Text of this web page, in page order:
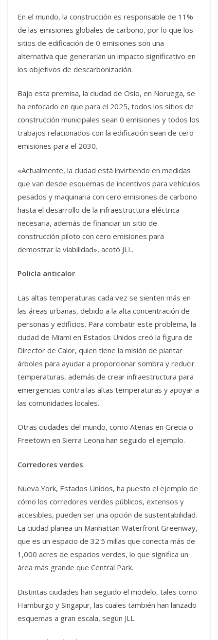
En el mundo, la construcción es responsable de 11%
de las emisiones globales de carbono, por lo que los
sitios de edificación de 0 emisiones son una
alternativa que generarían un impacto significativo en
los objetivos de descarbonización.
Bajo esta premisa, la ciudad de Oslo, en Noruega, se
ha enfocado en que para el 2025, todos los sitios de
construcción municipales sean 0 emisiones y todos los
trabajos relacionados con la edificación sean de cero
emisiones para el 2030.
«Actualmente, la ciudad está invirtiendo en medidas
que van desde esquemas de incentivos para vehículos
pesados y maquinaria con cero emisiones de carbono
hasta el desarrollo de la infraestructura eléctrica
necesaria, además de financiar un sitio de
construcción piloto con cero emisiones para
demostrar la viabilidad», acotó JLL.
Policía anticalor
Las altas temperaturas cada vez se sienten más en
las áreas urbanas, debido a la alta concentración de
personas y edificios. Para combatir este problema, la
ciudad de Miami en Estados Unidos creó la figura de
Director de Calor, quien tiene la misión de plantar
árboles para ayudar a proporcionar sombra y reducir
temperaturas, además de crear infraestructura para
emergencias contra las altas temperaturas y apoyar a
las comunidades locales.
Otras ciudades del mundo, como Atenas en Grecia o
Freetown en Sierra Leona han seguido el ejemplo.
Corredores verdes
Nueva York, Estados Unidos, ha puesto el ejemplo de
cómo los corredores verdes públicos, extensos y
accesibles, pueden ser una opción de sustentabilidad.
La ciudad planea un Manhattan Waterfront Greenway,
que es un espacio de 32.5 millas que conecta más de
1,000 acres de espacios verdes, lo que significa un
área más grande que Central Park.
Distintas ciudades han seguido el modelo, tales como
Hamburgo y Singapur, las cuales también han lanzado
esquemas a gran escala, según JLL.